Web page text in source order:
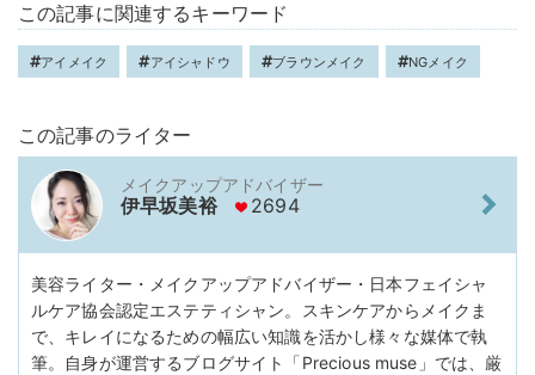
この記事に関連するキーワード
アイメイク アイシャドウ ブラウンメイク NGメイク
この記事のライター
メイクアップアドバイザー
伊早坂美裕 2694
美容ライター・メイクアップアドバイザー・日本フェイシャ
ルケア協会認定エステティシャン。スキンケアからメイクま
で、キレイになるための幅広い知識を活かし様々な媒体で執
筆。自身が運営するブログサイト「Precious muse」では、厳